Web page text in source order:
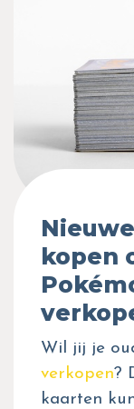
kopen
Wil jij je
verkopen?
kaarten